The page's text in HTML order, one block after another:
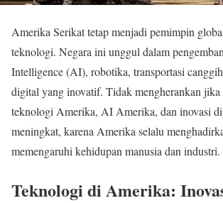
Amerika Serikat tetap menjadi pemimpin
teknologi. Negara ini unggul dalam
Intelligence (AI), robotika, transportasi
digital yang inovatif. Tidak mengherankan jika
teknologi Amerika, AI Amerika, dan inovasi
meningkat, karena Amerika selalu
memengaruhi kehidupan manusia dan industri.
Teknologi di Amerika: